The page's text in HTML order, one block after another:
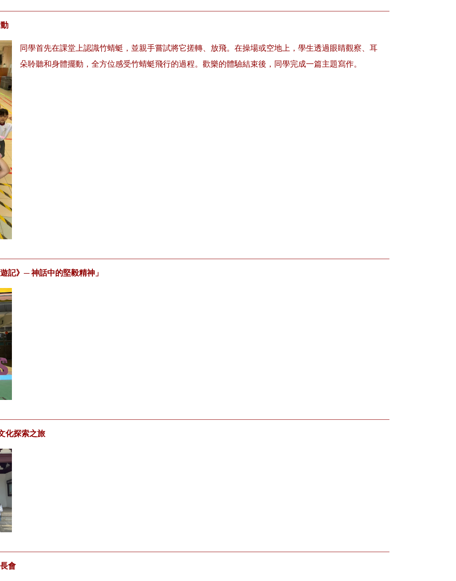
同學首先在課堂上認識竹蜻蜓，並親手嘗試將它搓轉、放飛。在操場或空地上，學生透過眼睛觀察、耳
朵聆聽和身體擺動，全方位感受竹蜻蜓飛行的過程。歡樂的體驗結束後，同學完成一篇主題寫作。
記》─ 神話中的堅毅精神」
化探索之旅
會